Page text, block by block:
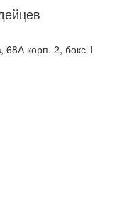
68А корп. 2, бокс 1